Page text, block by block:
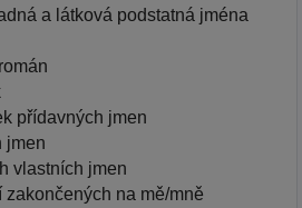
a látková podstatná jména
přídavných jmen
jmen
vlastních jmen
zakončených na mě/mně